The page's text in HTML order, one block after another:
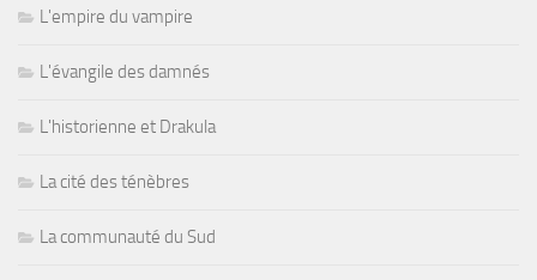
L'empire du vampire
L'évangile des damnés
L'historienne et Drakula
La cité des ténèbres
La communauté du Sud